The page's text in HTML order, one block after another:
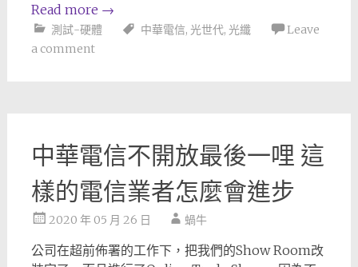
Read more →
測試-硬體 中華電信, 光世代, 光纖
Leave
a comment
中華電信不開放最後一哩 這
樣的電信業者怎麼會進步
2020 年 05 月 26 日 蝸牛
公司在超前佈署的工作下，把我們的Show Room改